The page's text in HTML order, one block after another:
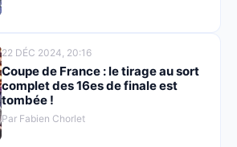
22 DÉC 2024, 20:16
Coupe de France : le tirage au sort
complet des 16es de finale est
tombée !
Par Fabien Chorlet